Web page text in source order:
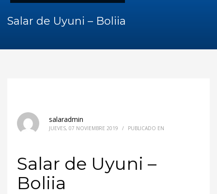
Salar de Uyuni – Boliia
salaradmin
JUEVES, 07 NOVIEMBRE 2019 / PUBLICADO EN
Salar de Uyuni –
Boliia